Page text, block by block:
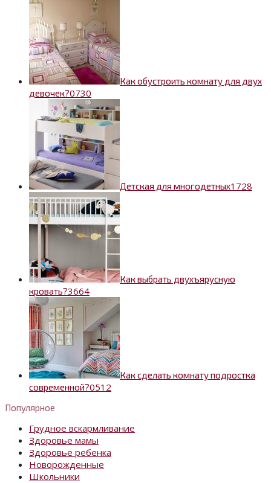
Как обустроить комнату для двух
девочек?0730
Детская для многодетных1 728
Как выбрать двухъярусную
кровать?3664
Как сделать комнату подростка
современной?0512
Популярное
Грудное вскармливание
Здоровье мамы
Здоровье ребенка
Новорожденные
Школьники